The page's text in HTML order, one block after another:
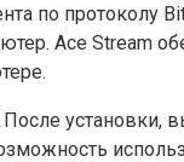
по протоколу
Ace Stream
установки,